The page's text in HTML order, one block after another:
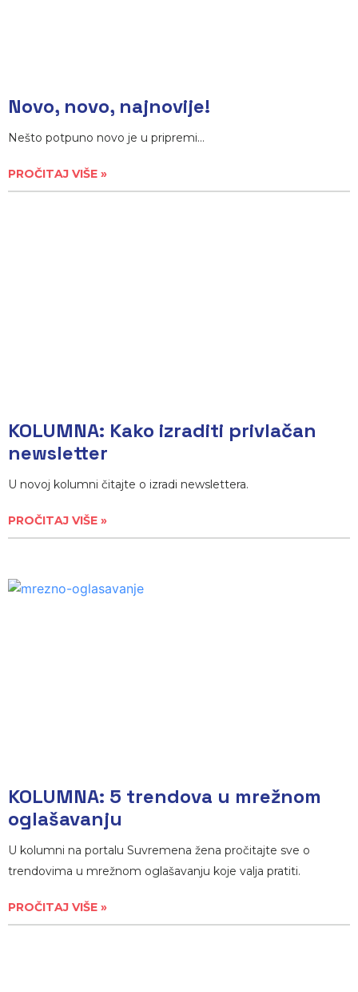
Novo, novo, najnovije!
Nešto potpuno novo je u pripremi…
PROČITAJ VIŠE »
KOLUMNA: Kako izraditi privlačan
newsletter
U novoj kolumni čitajte o izradi newslettera.
PROČITAJ VIŠE »
KOLUMNA: 5 trendova u mrežnom
oglašavanju
U kolumni na portalu Suvremena žena pročitajte sve o
trendovima u mrežnom oglašavanju koje valja pratiti.
PROČITAJ VIŠE »